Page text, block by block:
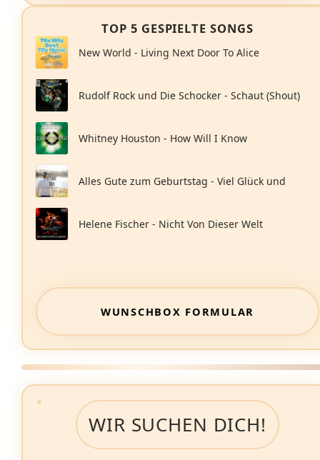
TOP 5 GESPIELTE SONGS
New World - Living Next Door To Alice
Rudolf Rock und Die Schocker - Schaut (Shout)
Whitney Houston - How Will I Know
Alles Gute zum Geburtstag - Viel Glück und
Helene Fischer - Nicht Von Dieser Welt
WUNSCHBOX FORMULAR
WIR SUCHEN DICH!